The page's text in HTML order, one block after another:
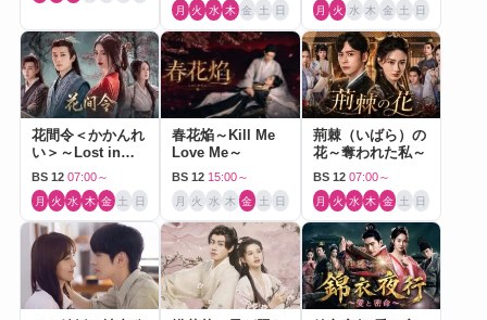
月 火 水 木 金 土 日 月 火 水 木 金 土 日
花間令＜かかんれ
い＞～Lost in
Love～
BS 12 07:00～
月 火 水 木 金 土 日
春花焔～Kill Me
Love Me～
BS 12 15:00～
月 火 水 木 金 土 日
荊棘（いばら）の
花～奪われた私～
BS 12 07:00～
月 火 水 木 金 土 日